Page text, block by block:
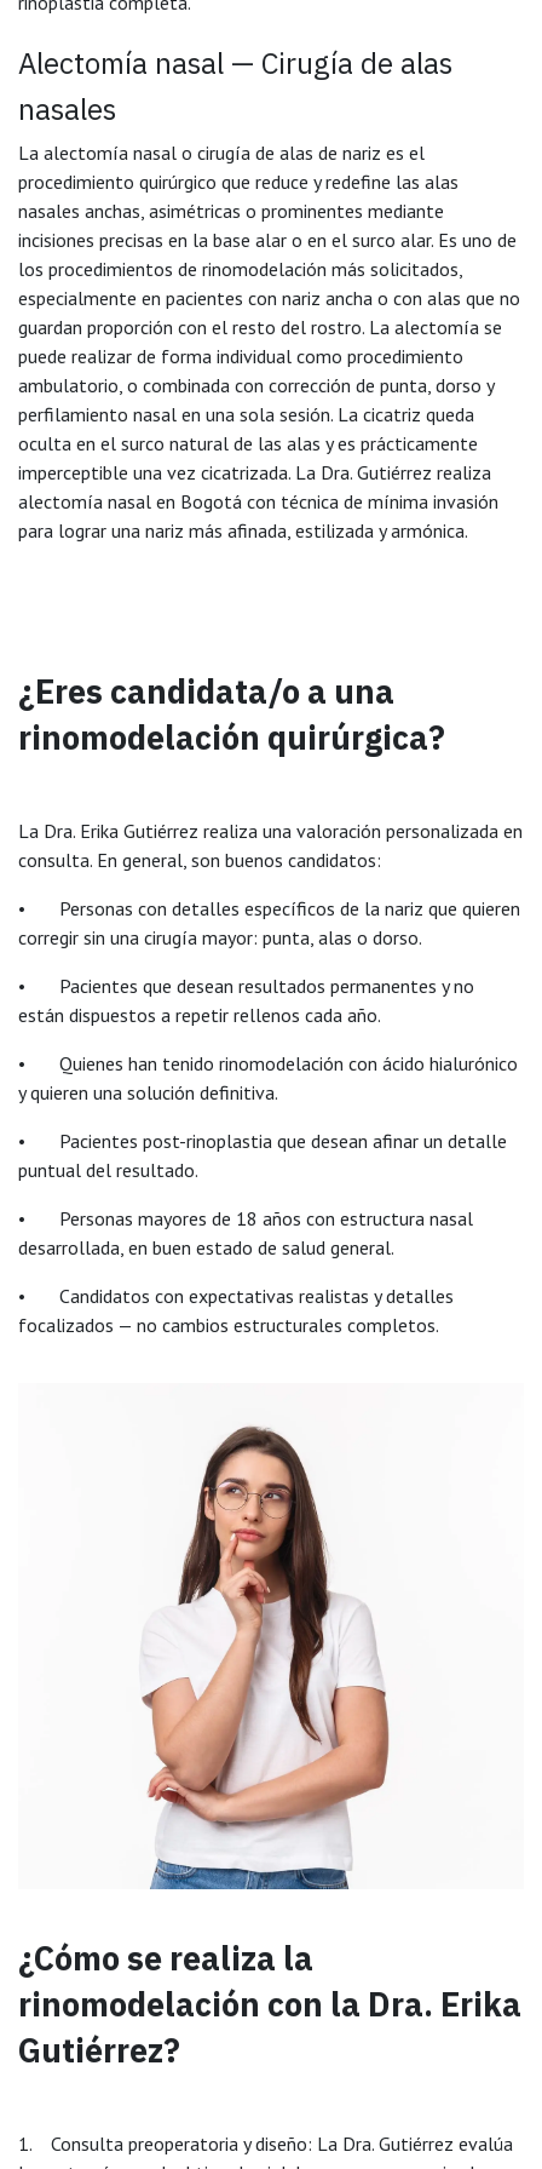
Alectomía nasal — Cirugía de alas
nasales
La alectomía nasal o cirugía de alas de nariz es el
procedimiento quirúrgico que reduce y redefine las alas
nasales anchas, asimétricas o prominentes mediante
incisiones precisas en la base alar o en el surco alar. Es uno de
los procedimientos de rinomodelación más solicitados,
especialmente en pacientes con nariz ancha o con alas que no
guardan proporción con el resto del rostro. La alectomía se
puede realizar de forma individual como procedimiento
ambulatorio, o combinada con corrección de punta, dorso y
perfilamiento nasal en una sola sesión. La cicatriz queda
oculta en el surco natural de las alas y es prácticamente
imperceptible una vez cicatrizada. La Dra. Gutiérrez realiza
alectomía nasal en Bogotá con técnica de mínima invasión
para lograr una nariz más afinada, estilizada y armónica.
¿Eres candidata/o a una
rinomodelación quirúrgica?
La Dra. Erika Gutiérrez realiza una valoración personalizada en
consulta. En general, son buenos candidatos:
• Personas con detalles específicos de la nariz que quieren
corregir sin una cirugía mayor: punta, alas o dorso.
• Pacientes que desean resultados permanentes y no
están dispuestos a repetir rellenos cada año.
• Quienes han tenido rinomodelación con ácido hialurónico
y quieren una solución definitiva.
• Pacientes post-rinoplastia que desean afinar un detalle
puntual del resultado.
• Personas mayores de 18 años con estructura nasal
desarrollada, en buen estado de salud general.
• Candidatos con expectativas realistas y detalles
focalizados — no cambios estructurales completos.
¿Cómo se realiza la
rinomodelación con la Dra. Erika
Gutiérrez?
1. Consulta preoperatoria y diseño: La Dra. Gutiérrez evalúa